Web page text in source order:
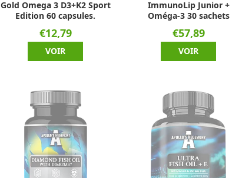
Gold Omega 3 D3+K2 Sport
Edition 60 capsules.
€12,79
VOIR
ImmunoLip Junior +
Oméga-3 30 sachets
€57,89
VOIR